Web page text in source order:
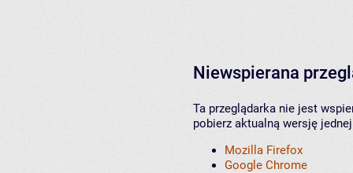
Niewspierana
Ta przeglądarka nie jest
pobierz aktualną wersję
Mozilla Firefox
Google Chrome